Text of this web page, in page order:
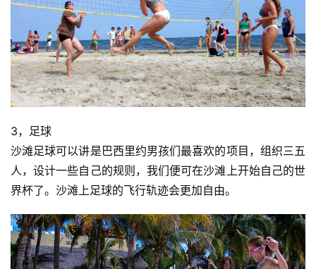
3，足球
沙滩足球可以讲是巴西里约男孩们最喜欢的项目，组织三五
人，设计一些自己的规则，我们便可在沙滩上开始自己的世
界杯了。沙滩上足球的飞行轨迹会更加自由。